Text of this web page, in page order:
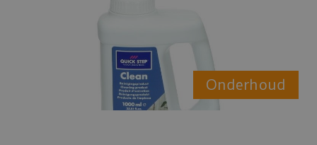
Onderhoud